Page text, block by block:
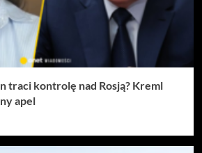
traci kontrolę nad Rosją? Kreml
apel